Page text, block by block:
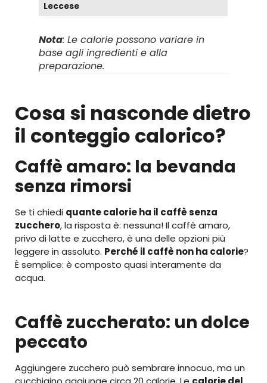
Leccese
Nota: Le calorie possono variare in
base agli ingredienti e alla
preparazione.
Cosa si nasconde dietro
il conteggio calorico?
Caffè amaro: la bevanda
senza rimorsi
Se ti chiedi quante calorie ha il caffè senza
zucchero, la risposta è: nessuna! Il caffè amaro,
privo di latte e zucchero, è una delle opzioni più
leggere in assoluto. Perché il caffè non ha calorie?
È semplice: è composto quasi interamente da
acqua.
Caffè zuccherato: un dolce
peccato
Aggiungere zucchero può sembrare innocuo, ma un